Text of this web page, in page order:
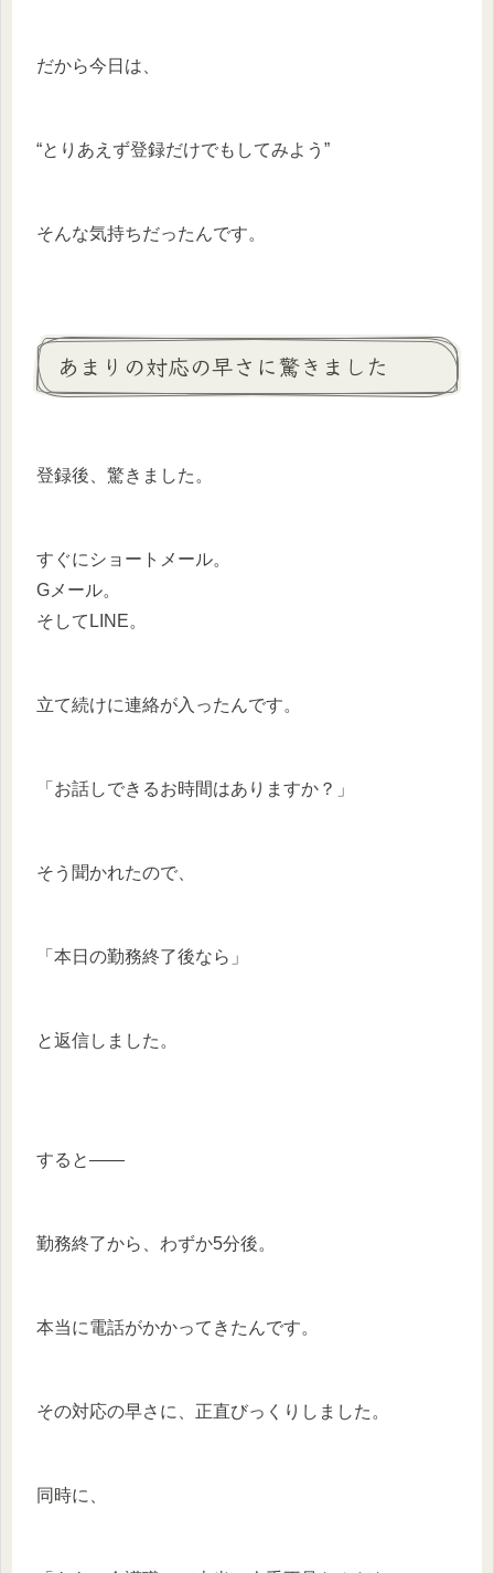
だから今日は、
“とりあえず登録だけでもしてみよう”
そんな気持ちだったんです。
あまりの対応の早さに驚きました
登録後、驚きました。
すぐにショートメール。
Gメール。
そしてLINE。
立て続けに連絡が入ったんです。
「お話しできるお時間はありますか？」
そう聞かれたので、
「本日の勤務終了後なら」
と返信しました。
すると——
勤務終了から、わずか5分後。
本当に電話がかかってきたんです。
その対応の早さに、正直びっくりしました。
同時に、